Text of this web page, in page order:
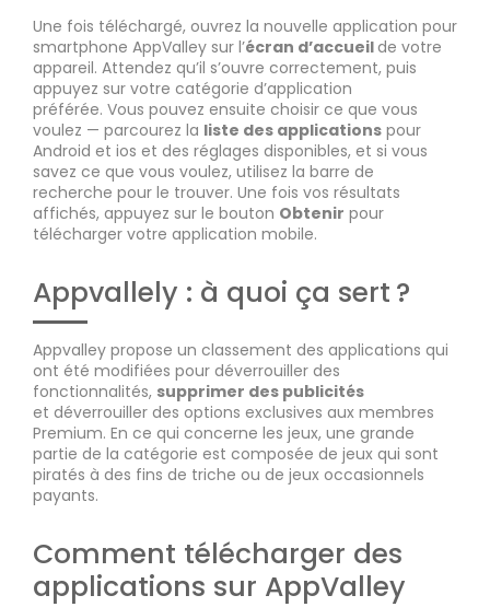
Une fois téléchargé, ouvrez la nouvelle application pour
smartphone AppValley sur l’écran d’accueilde votre
appareil. Attendez qu’il s’ouvre correctement, puis
appuyez sur votre catégorie d’application
préférée. Vous pouvez ensuite choisir ce que vous
voulez — parcourez la liste des applications pour
Android et ios et des réglages disponibles, et si vous
savez ce que vous voulez, utilisez la barre de
recherche pour le trouver. Une fois vos résultats
affichés, appuyez sur le bouton Obtenir pour
télécharger votre application mobile.
Appvallely : à quoi ça sert ?
Appvalley propose un classement des applications qui
ont été modifiées pour déverrouiller des
fonctionnalités, supprimer des publicités
et déverrouiller des options exclusives aux membres
Premium. En ce qui concerne les jeux, une grande
partie de la catégorie est composée de jeux qui sont
piratés à des fins de triche ou de jeux occasionnels
payants.
Comment télécharger des
applications sur AppValley